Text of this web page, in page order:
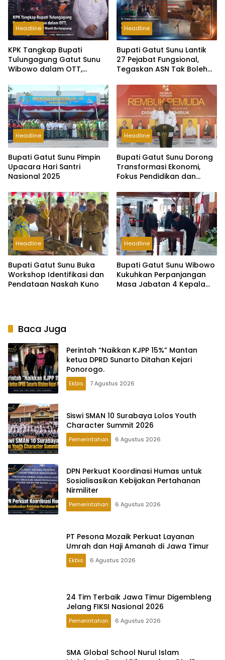
Headline
KPK Tangkap Bupati
Tulungagung Gatut Sunu
Wibowo dalam OTT,
Berlangsung
Headline
Bupati Gatut Sunu Lantik
27 Pejabat Fungsional,
Tegaskan ASN Tak Boleh
Headline
Bupati Gatut Sunu Pimpin
Upacara Hari Santri
Nasional 2025
Headline
Bupati Gatut Sunu Dorong
Transformasi Ekonomi,
Fokus Pendidikan dan
Headline
Bupati Gatut Sunu Buka
Workshop Identifikasi dan
Pendataan Naskah Kuno
Headline
Bupati Gatut Sunu Wibowo
Kukuhkan Perpanjangan
Masa Jabatan 4 Kepala
Baca Juga
Perintah “Naikkan KJPP 15%” Mantan
ketua DPRD Sunarto Ditahan Kejari
Ponorogo.
Ekbis 7 Agustus 2026
Siswi SMAN 10 Surabaya Lolos Youth
Character Summit 2026
Pemerintahan 6 Agustus 2026
DPN Perkuat Koordinasi Humas untuk
Sosialisasikan Kebijakan Pertahanan
Nirmiliter
Pemerintahan 6 Agustus 2026
PT Pesona Mozaik Perkuat Layanan
Umrah dan Haji Amanah di Jawa Timur
Ekbis 6 Agustus 2026
24 Tim Terbaik Jawa Timur Digembleng
Jelang FIKSI Nasional 2026
Pemerintahan 6 Agustus 2026
SMA Global School Nurul Islam